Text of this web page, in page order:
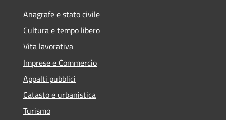
Anagrafe e stato civile
Cultura e tempo libero
Vita lavorativa
Imprese e Commercio
Appalti pubblici
Catasto e urbanistica
Turismo